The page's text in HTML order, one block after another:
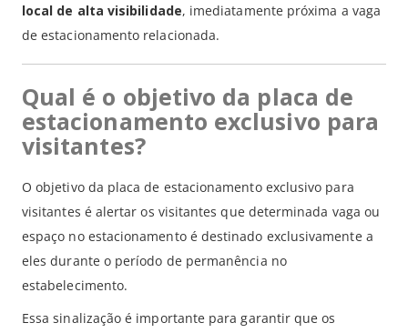
local de alta visibilidade, imediatamente próxima a vaga
de estacionamento relacionada.
Qual é o objetivo da placa de
estacionamento exclusivo para
visitantes?
O objetivo da placa de estacionamento exclusivo para
visitantes é alertar os visitantes que determinada vaga ou
espaço no estacionamento é destinado exclusivamente a
eles durante o período de permanência no
estabelecimento.
Essa sinalização é importante para garantir que os